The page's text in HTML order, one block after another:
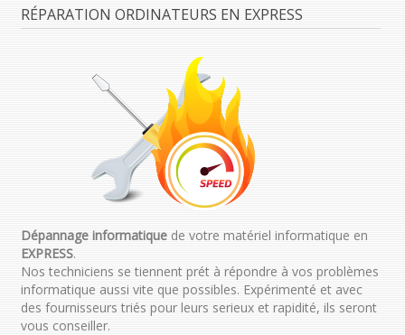
RÉPARATION ORDINATEURS EN EXPRESS
Dépannage informatiquede votre matériel informatique en
EXPRESS.
Nos techniciens se tiennent prét à répondre à vos problèmes
informatique aussi vite que possibles. Expérimenté et avec
des fournisseurs triés pour leurs serieux et rapidité, ils seront
vous conseiller.